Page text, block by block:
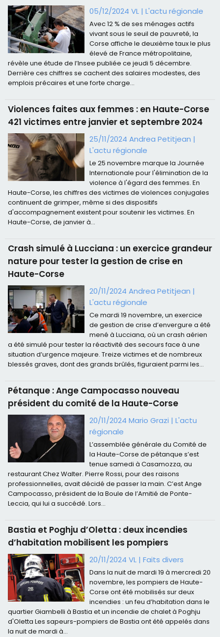
05/12/2024 VL |L'actu régionale
Avec 12 % de ses ménages actifs
vivant sous le seuil de pauvreté, la
Corse affiche le deuxième taux le plus
élevé de France métropolitaine,
révèle une étude de l’Insee publiée ce jeudi 5 décembre.
Derrière ces chiffres se cachent des salaires modestes, des
emplois précaires et une forte charge...
Violences faites aux femmes : en Haute-Corse
421 victimes entre janvier et septembre 2024
25/11/2024 Andrea Petitjean |
L'actu régionale
Le 25 novembre marque la Journée
Internationale pour l'élimination de la
violence à l'égard des femmes. En
Haute-Corse, les chiffres des victimes de violences conjugales
continuent de grimper, même si des dispositifs
d'accompagnement existent pour soutenir les victimes. En
Haute-Corse, de janvier à...
Crash simulé à Lucciana : un exercice grandeur
nature pour tester la gestion de crise en
Haute-Corse
20/11/2024 Andrea Petitjean |
L'actu régionale
Ce mardi 19 novembre, un exercice
de gestion de crise d’envergure a été
mené à Lucciana, où un crash aérien
a été simulé pour tester la réactivité des secours face à une
situation d’urgence majeure. Treize victimes et de nombreux
blessés graves, dont des grands brûlés, figuraient parmi les...
Pétanque : Ange Campocasso nouveau
président du comité de la Haute-Corse
20/11/2024 Mario Grazi |L'actu
régionale
L’assemblée générale du Comité de
la Haute-Corse de pétanque s’est
tenue samedi à Casamozza, au
restaurant Chez Walter. Pierre Rossi, pour des raisons
professionnelles, avait décidé de passer la main. C’est Ange
Campocasso, président de la Boule de l’Amitié de Ponte-
Leccia, qui lui a succédé. Lors...
Bastia et Poghju d’Oletta : deux incendies
d’habitation mobilisent les pompiers
20/11/2024 VL |Faits divers
Dans la nuit de mardi 19 à mercredi 20
novembre, les pompiers de Haute-
Corse ont été mobilisés sur deux
incendies : un feu d’habitation dans le
quartier Giambelli à Bastia et un incendie de chalet à Poghju
d'Oletta Les sapeurs-pompiers de Bastia ont été appelés dans
la nuit de mardi à...